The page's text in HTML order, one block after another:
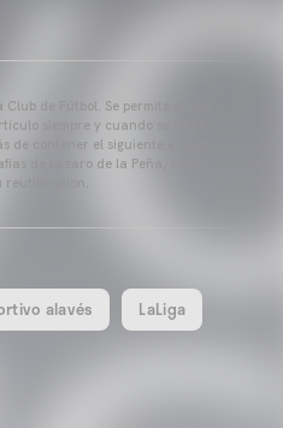
de Fútbol. Se permite el uso
siempre y cuando se haga
de contener el siguiente enlace:
de Lázaro de la Peña, no se
reutilización.
alavés LaLiga